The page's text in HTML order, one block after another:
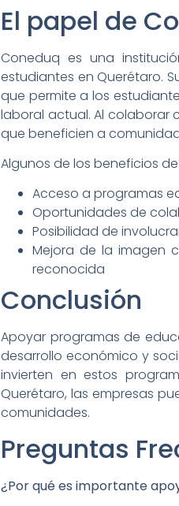
El papel de
Coneduq es una
estudiantes en Querétaro.
que permite a los
laboral actual. Al colaborar
que beneficien a
Algunos de los beneficios
Acceso a programas
Oportunidades de
Posibilidad de
Mejora de la imagen
reconocida
Conclusión
Apoyar programas de
desarrollo económico y
invierten en estos
Querétaro, las empresas
comunidades.
Preguntas
¿Por qué es importante